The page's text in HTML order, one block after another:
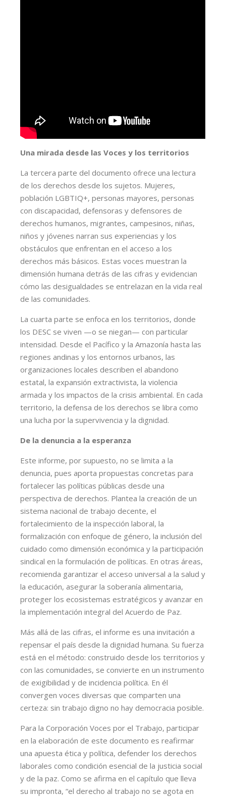
Una mirada desde las Voces y los territorios
La tercera parte del documento ofrece una lectura
de los derechos desde los sujetos. Mujeres,
población LGBTIQ+, personas mayores, personas
con discapacidad, defensoras y defensores de
derechos humanos, migrantes, campesinos, niñas,
niños y jóvenes narran sus experiencias y los
obstáculos que enfrentan en el acceso a los
derechos más básicos. Estas voces muestran la
dimensión humana detrás de las cifras y evidencian
cómo las desigualdades se entrelazan en la vida real
de las comunidades.
La cuarta parte se enfoca en los territorios, donde
los DESC se viven —o se niegan— con particular
intensidad. Desde el Pacífico y la Amazonía hasta las
regiones andinas y los entornos urbanos, las
organizaciones locales describen el abandono
estatal, la expansión extractivista, la violencia
armada y los impactos de la crisis ambiental. En cada
territorio, la defensa de los derechos se libra como
una lucha por la supervivencia y la dignidad.
De la denuncia a la esperanza
Este informe, por supuesto, no se limita a la
denuncia, pues aporta propuestas concretas para
fortalecer las políticas públicas desde una
perspectiva de derechos. Plantea la creación de un
sistema nacional de trabajo decente, el
fortalecimiento de la inspección laboral, la
formalización con enfoque de género, la inclusión del
cuidado como dimensión económica y la participación
sindical en la formulación de políticas. En otras áreas,
recomienda garantizar el acceso universal a la salud y
la educación, asegurar la soberanía alimentaria,
proteger los ecosistemas estratégicos y avanzar en
la implementación integral del Acuerdo de Paz.
Más allá de las cifras, el informe es una invitación a
repensar el país desde la dignidad humana. Su fuerza
está en el método: construido desde los territorios y
con las comunidades, se convierte en un instrumento
de exigibilidad y de incidencia política. En él
convergen voces diversas que comparten una
certeza: sin trabajo digno no hay democracia posible.
Para la Corporación Voces por el Trabajo, participar
en la elaboración de este documento es reafirmar
una apuesta ética y política, defender los derechos
laborales como condición esencial de la justicia social
y de la paz. Como se afirma en el capítulo que lleva
su impronta, “el derecho al trabajo no se agota en